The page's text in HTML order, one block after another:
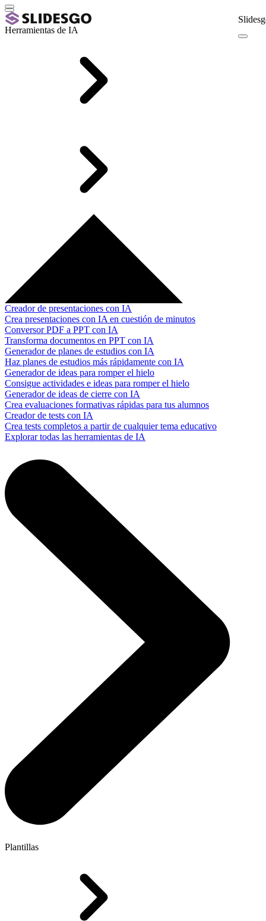
Herramientas de IA
Creador de presentaciones con IA
Crea presentaciones con IA en cuestión de minutos
Conversor PDF a PPT con IA
Transforma documentos en PPT con IA
Generador de planes de estudios con IA
Haz planes de estudios más rápidamente con IA
Generador de ideas para romper el hielo
Consigue actividades e ideas para romper el hielo
Generador de ideas de cierre con IA
Crea evaluaciones formativas rápidas para tus alumnos
Creador de tests con IA
Crea tests completos a partir de cualquier tema educativo
Explorar todas las herramientas de IA
Plantillas